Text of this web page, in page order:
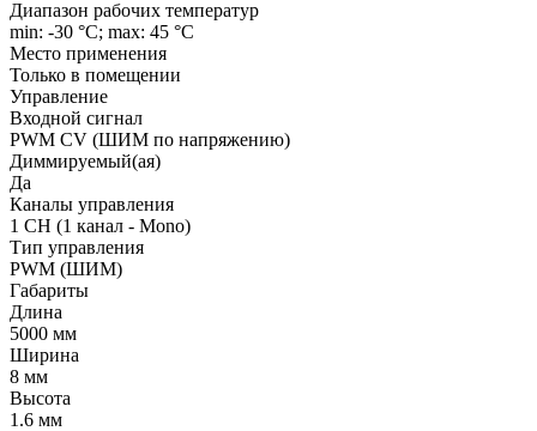
Диапазон рабочих температур
min: -30 °C; max: 45 °C
Место применения
Только в помещении
Управление
Входной сигнал
PWM СV (ШИМ по напряжению)
Диммируемый(ая)
Да
Каналы управления
1 CH (1 канал - Mono)
Тип управления
PWM (ШИМ)
Габариты
Длина
5000 мм
Ширина
8 мм
Высота
1.6 мм